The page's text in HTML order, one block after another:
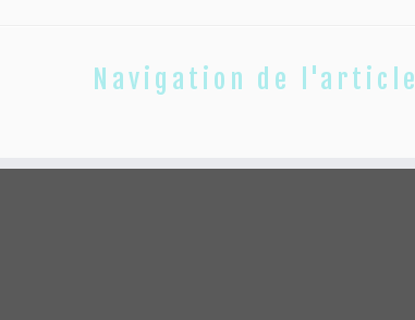
Navigation de l'article